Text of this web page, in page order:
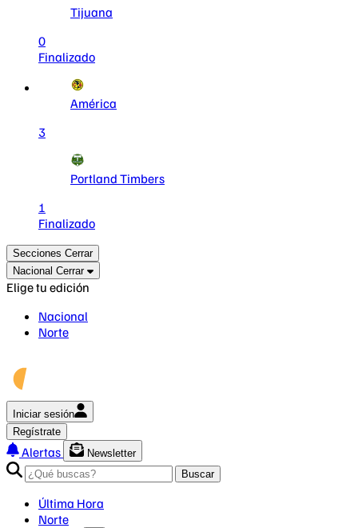
Tijuana
0
Finalizado
América
3
Portland Timbers
1
Finalizado
Secciones Cerrar
Nacional Cerrar
Elige tu edición
Nacional
Norte
Iniciar sesión
Regístrate
Alertas
Newsletter
Buscar
Última Hora
Norte